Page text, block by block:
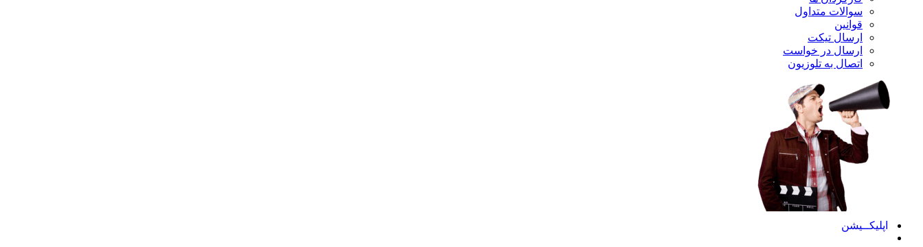
سوالات متداول
قوانین
ارسال تیکت
ارسال در خواست
اتصال به تلوزیون
اپلیکــیشن